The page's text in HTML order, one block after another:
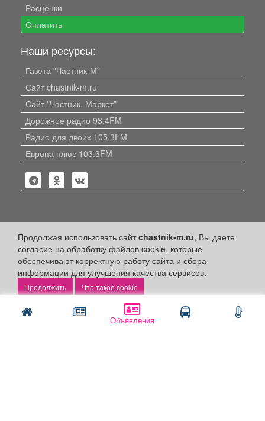
Объявления
Продолжая использовать сайтchastnik-m.ru, Вы даете
согласие на обработку файлов cookie, которые
обеспечивают корректную работу сайта и сбора
информации для улучшения качества сервисов.
Что такое cookie
Расценки
Оплатить
Наши ресурсы:
Газета "Частник-М"
Сайт chastnik-m.ru
Сайт "Частник. Маркет"
Дорожное радио 93.4FM
Радио для двоих 105.3FM
Европа плюс 103.3FM
Политика конфиденциальности
Публикации с пометкой «Реклама», «На правах рекламы»,
«Партнёрский проект» оплачены рекламодателем.
Редакция сайта не несет ответственности за достоверность
информации, содержащейся в рекламных материалах и
объявлениях.
+16 © 2006-2026 ООО "Частник-М"